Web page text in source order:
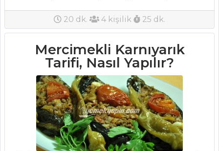
SOSLAR
Tarifi, Nasıl Yapılır?
Atom Tarifi?
Nasıl Yapılır?
Çerkez Tavuğu
Tarifi, Nasıl Yapılır?
Mezeler ve Soslar
Tüm Tarifleri
20 dk. 4 kişilik 25 dk.
Mercimekli Karnıyarık
Tarifi, Nasıl Yapılır?